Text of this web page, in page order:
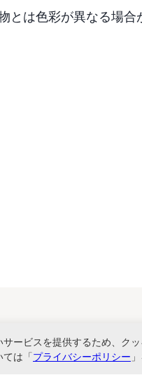
とは色彩が異なる場合
ービスを提供するため、ク
ては「プライバシーポリシー